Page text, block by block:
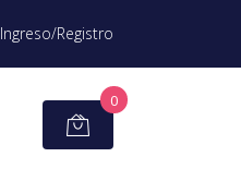
Ingreso/Registro
0